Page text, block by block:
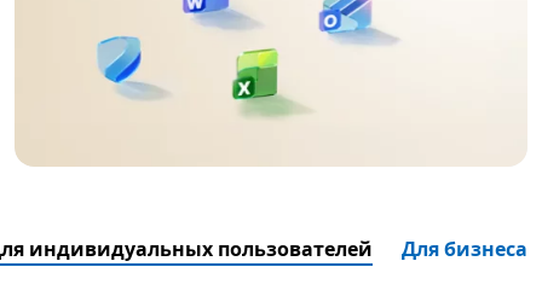
индивидуальных пользователей Для бизнеса